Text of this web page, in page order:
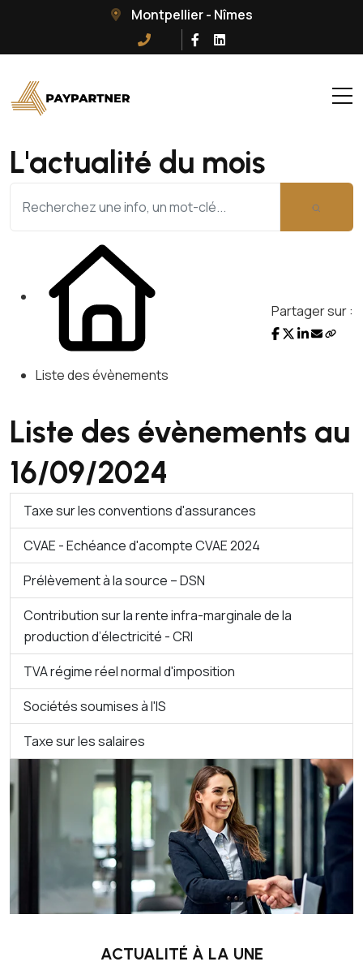
Montpellier - Nîmes
L'actualité du mois
Liste des évènements
Partager sur :
Liste des évènements au
16/09/2024
Taxe sur les conventions d'assurances
CVAE - Echéance d'acompte CVAE 2024
Prélèvement à la source – DSN
Contribution sur la rente infra-marginale de la
production d’électricité - CRI
TVA régime réel normal d'imposition
Sociétés soumises à l'IS
Taxe sur les salaires
ACTUALITÉ À LA UNE